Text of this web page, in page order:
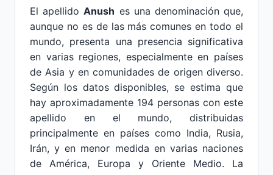
El apellidoAnush es una denominación que,
aunque no es de las más comunes en todo el
mundo, presenta una presencia significativa
en varias regiones, especialmente en países
de Asia y en comunidades de origen diverso.
Según los datos disponibles, se estima que
hay aproximadamente 194 personas con este
apellido en el mundo, distribuidas
principalmente en países como India, Rusia,
Irán, y en menor medida en varias naciones
de América, Europa y Oriente Medio. La